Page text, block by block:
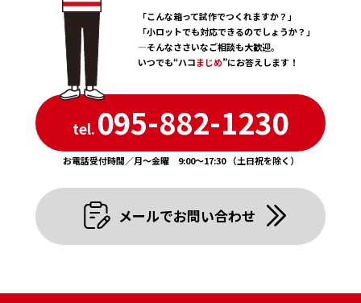
2 . February
1 . January
3 . March
「こんな箱って試作でつくれますか？」
「小ロットでも対応できるのでしょうか？」
―そんなささいなご相談も大歓迎。
いつでも“ハコまじめ”にお答えします！
tel. 095-882-1230
お電話受付時間／月〜金曜 9:00〜17:30 （土日祝を除く）
メールでお問い合わせ